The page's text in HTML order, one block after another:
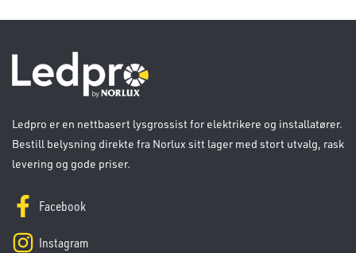
Ledpro er en nettbasert lysgrossist for elektrikere og installatører.
Bestill belysning direkte fra Norlux sitt lager med stort utvalg, rask
levering og gode priser.
Facebook
Instagram